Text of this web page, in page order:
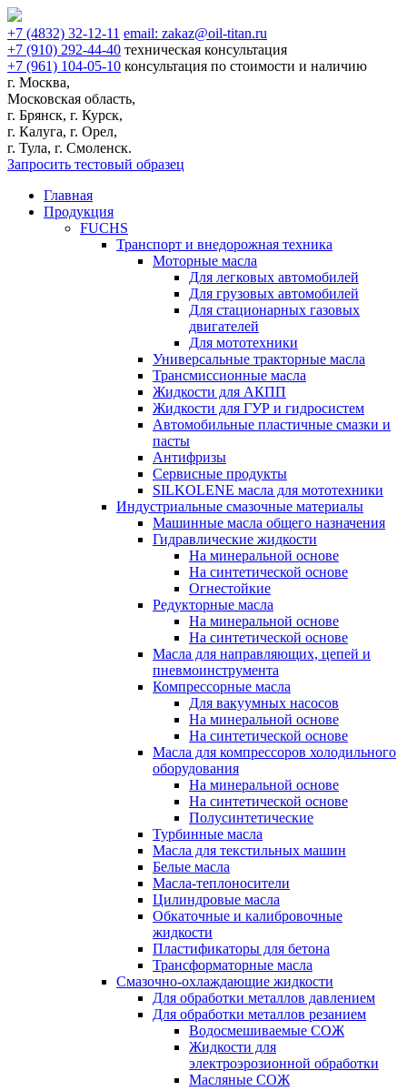
+7 (4832) 32-12-11 email: zakaz@oil-titan.ru
+7 (910) 292-44-40 техническая консультация
+7 (961) 104-05-10 консультация по стоимости и наличию
г. Москва,
Московская область,
г. Брянск, г. Курск,
г. Калуга, г. Орел,
г. Тула, г. Смоленск.
Запросить тестовый образец
Главная
Продукция
FUCHS
Транспорт и внедорожная техника
Моторные масла
Для легковых автомобилей
Для грузовых автомобилей
Для стационарных газовых
двигателей
Для мототехники
Универсальные тракторные масла
Трансмиссионные масла
Жидкости для АКПП
Жидкости для ГУР и гидросистем
Автомобильные пластичные смазки и
пасты
Антифризы
Сервисные продукты
SILKOLENE масла для мототехники
Индустриальные смазочные материалы
Машинные масла общего назначения
Гидравлические жидкости
На минеральной основе
На синтетической основе
Огнестойкие
Редукторные масла
На минеральной основе
На синтетической основе
Масла для направляющих, цепей и
пневмоинструмента
Компрессорные масла
Для вакуумных насосов
На минеральной основе
На синтетической основе
Масла для компрессоров холодильного
оборудования
На минеральной основе
На синтетической основе
Полусинтетические
Турбинные масла
Масла для текстильных машин
Белые масла
Масла-теплоносители
Цилиндровые масла
Обкаточные и калибровочные
жидкости
Пластификаторы для бетона
Трансформаторные масла
Смазочно-охлаждающие жидкости
Для обработки металлов давлением
Для обработки металлов резанием
Водосмешиваемые СОЖ
Жидкости для
электроэрозионной обработки
Масляные СОЖ